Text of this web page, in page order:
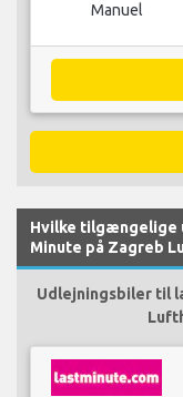
Manuel
Hvilke tilgængelige
Minute på Zagreb
Udlejningsbiler til